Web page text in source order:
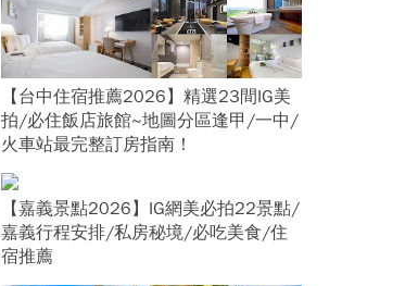
【台中住宿推薦2026】精選23間IG美
拍/必住飯店旅館~地圖分區逢甲/一中/
火車站最完整訂房指南！
【嘉義景點2026】IG網美必拍22景點/
嘉義行程安排/私房秘境/必吃美食/住
宿推薦